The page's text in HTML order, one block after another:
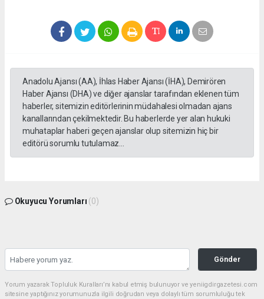
Anadolu Ajansı (AA), İhlas Haber Ajansı (İHA), Demirören
Haber Ajansı (DHA) ve diğer ajanslar tarafından eklenen tüm
haberler, sitemizin editörlerinin müdahalesi olmadan ajans
kanallarından çekilmektedir. Bu haberlerde yer alan hukuki
muhataplar haberi geçen ajanslar olup sitemizin hiç bir
editörü sorumlu tutulamaz...
Okuyucu Yorumları (0)
Gönder
Yorum yazarak Topluluk Kuralları’nı kabul etmiş bulunuyor ve yeniigdirgazetesi.com
sitesine yaptığınız yorumunuzla ilgili doğrudan veya dolaylı tüm sorumluluğu tek